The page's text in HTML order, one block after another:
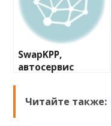
SwapKPP,
автосервис
Читайте также: